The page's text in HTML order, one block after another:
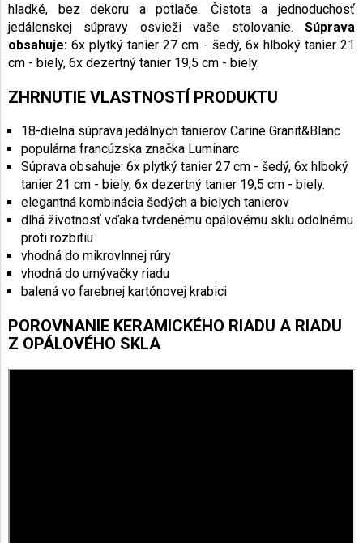
hladké, bez dekoru a potlače. Čistota a jednoduchosť
jedálenskej súpravy osvieži vaše stolovanie. Súprava
obsahuje: 6x plytký tanier 27 cm - šedý, 6x hlboký tanier 21
cm - biely, 6x dezertný tanier 19,5 cm - biely.
ZHRNUTIE VLASTNOSTÍ PRODUKTU
18-dielna súprava jedálnych tanierov Carine Granit&Blanc
populárna francúzska značka Luminarc
Súprava obsahuje: 6x plytký tanier 27 cm - šedý, 6x hlboký
tanier 21 cm - biely, 6x dezertný tanier 19,5 cm - biely.
elegantná kombinácia šedých a bielych tanierov
dlhá životnosť vďaka tvrdenému opálovému sklu odolnému
proti rozbitiu
vhodná do mikrovlnnej rúry
vhodná do umývačky riadu
balená vo farebnej kartónovej krabici
POROVNANIE KERAMICKÉHO RIADU A RIADU
Z OPÁLOVÉHO SKLA